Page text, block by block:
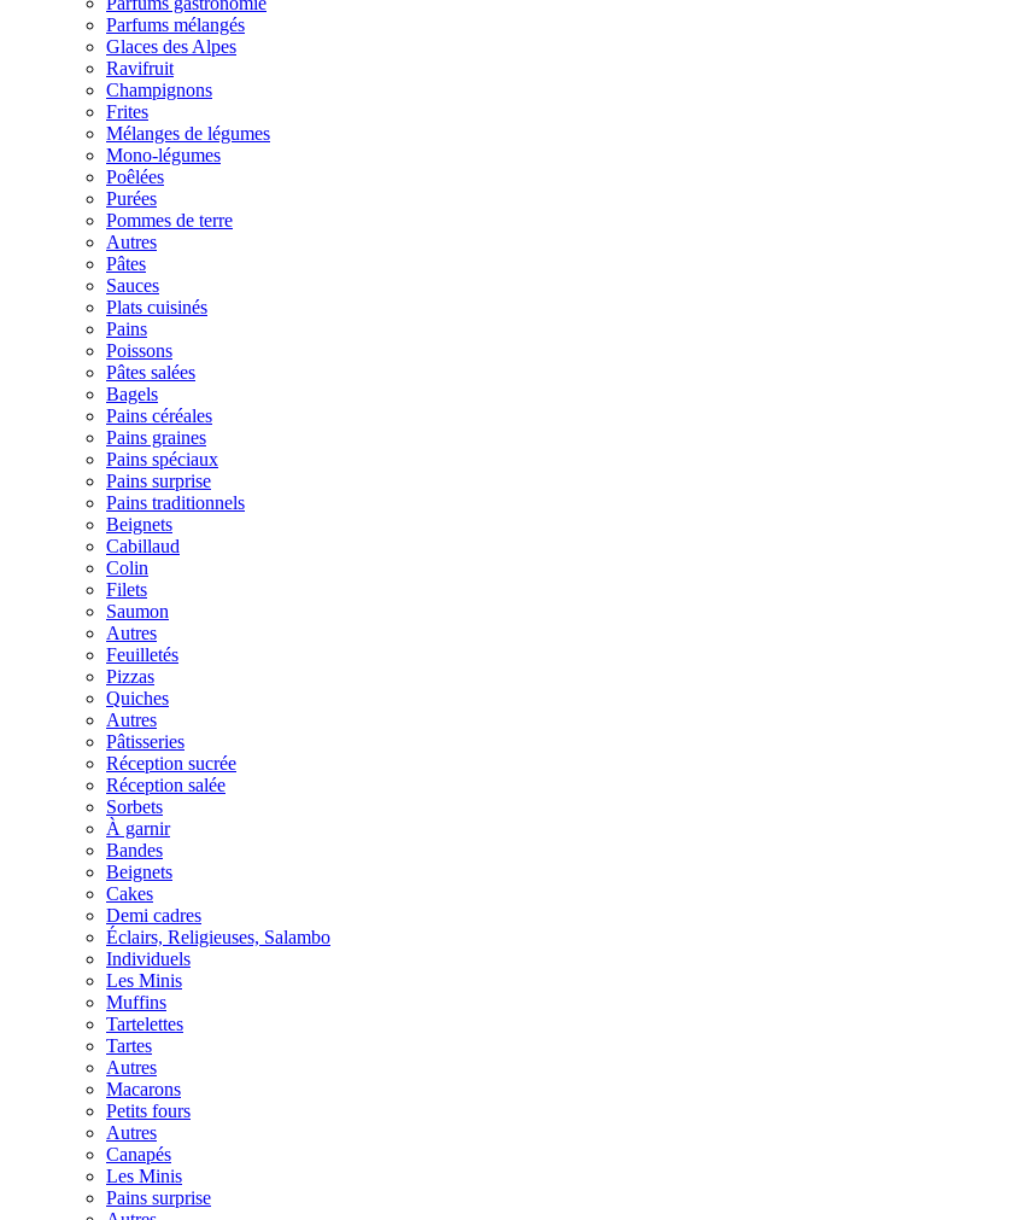
Parfums mélangés
Glaces des Alpes
Ravifruit
Champignons
Frites
Mélanges de légumes
Mono-légumes
Poêlées
Purées
Pommes de terre
Autres
Pâtes
Sauces
Plats cuisinés
Pains
Poissons
Pâtes salées
Bagels
Pains céréales
Pains graines
Pains spéciaux
Pains surprise
Pains traditionnels
Beignets
Cabillaud
Colin
Filets
Saumon
Autres
Feuilletés
Pizzas
Quiches
Autres
Pâtisseries
Réception sucrée
Réception salée
Sorbets
À garnir
Bandes
Beignets
Cakes
Demi cadres
Éclairs, Religieuses, Salambo
Individuels
Les Minis
Muffins
Tartelettes
Tartes
Autres
Macarons
Petits fours
Autres
Canapés
Les Minis
Pains surprise